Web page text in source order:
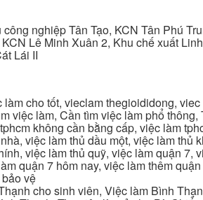
nghiệp Tân Tạo, KCN Tân Phú
Lê Minh Xuân 2, Khu chế xuất
Lái II
cho tốt, vieclam thegioididong,
việc làm, Cần tìm việc làm phổ
không cần bằng cấp, việc làm
việc làm thủ dầu một, việc làm thủ
việc làm thủ quỹ, việc làm quận 7,
quận 7 hôm nay, việc làm thêm
vệ
cho sinh viên, Việc làm Bình